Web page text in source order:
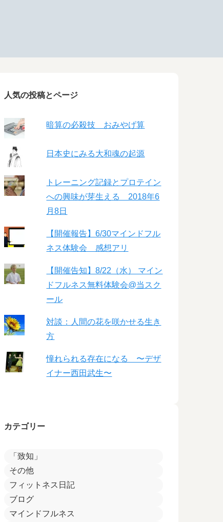
人気の投稿とページ
暗算の必殺技 おみやげ算
日本史にみる大和魂の起源
トレーニング記録とプロテイン
への興味が芽生える 2018年6
月8日
【開催報告】6/30マインドフル
ネス体験会 感想アリ
【開催告知】8/22（水） マイン
ドフルネス無料体験会@当スク
ール
対談：人間の花を咲かせる生き
方
憧れられる存在になる 〜デザ
イナー西田武生〜
カテゴリー
「致知」
その他
フィットネス日記
ブログ
マインドフルネス